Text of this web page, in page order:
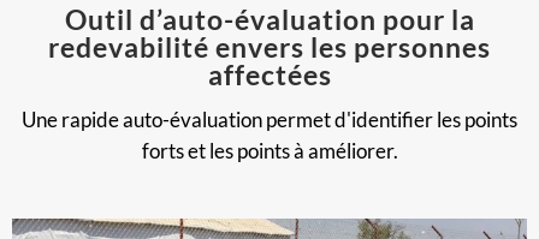
Outil d’auto-évaluation pour la
redevabilité envers les personnes
affectées
Une rapide auto-évaluation permet d'identifier les points
forts et les points à améliorer.